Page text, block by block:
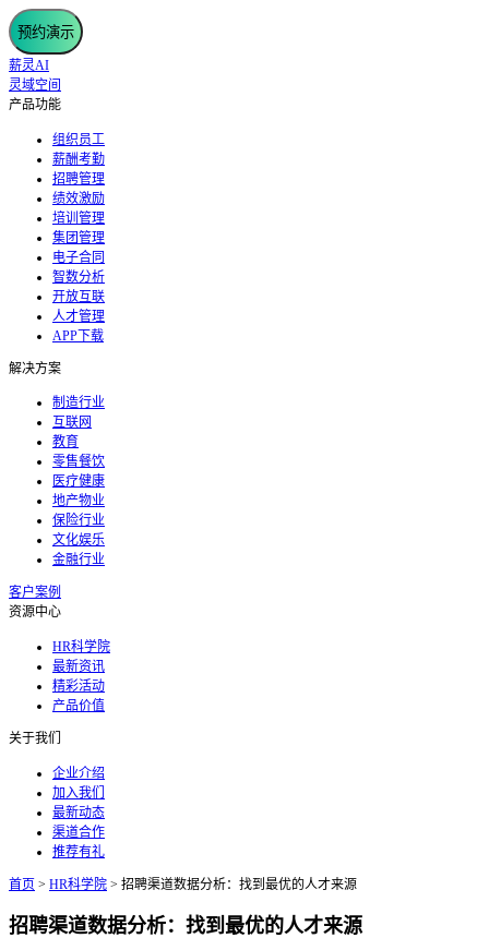
预约演示
薪灵AI
灵域空间
产品功能
组织员工
薪酬考勤
招聘管理
绩效激励
培训管理
集团管理
电子合同
智数分析
开放互联
人才管理
APP下载
解决方案
制造行业
互联网
教育
零售餐饮
医疗健康
地产物业
保险行业
文化娱乐
金融行业
客户案例
资源中心
HR科学院
最新资讯
精彩活动
产品价值
关于我们
企业介绍
加入我们
最新动态
渠道合作
推荐有礼
首页 > HR科学院 > 招聘渠道数据分析：找到最优的人才来源
招聘渠道数据分析：找到最优的人才来源